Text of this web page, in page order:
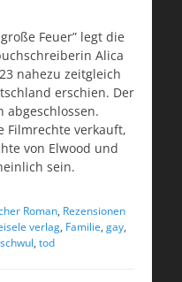
Feuer” legt die
Alica
nahezu zeitgleich
erschien. Der
abgeschlossen.
Filmrechte verkauft,
von Elwood und
sein.
Roman, Rezensionen
verlag, Familie, gay,
schwul, tod